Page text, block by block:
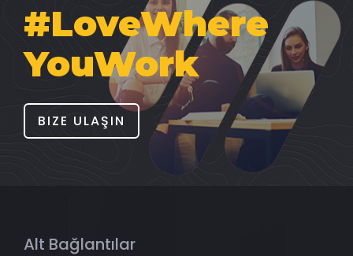
#LoveWhere
YouWork
BIZE ULAŞIN
Alt Bağlantılar